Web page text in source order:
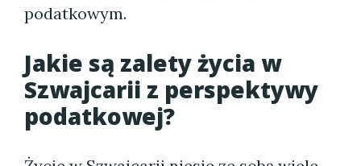
podatkowym.
Jakie są zalety życia w
Szwajcarii z perspektywy
podatkowej?